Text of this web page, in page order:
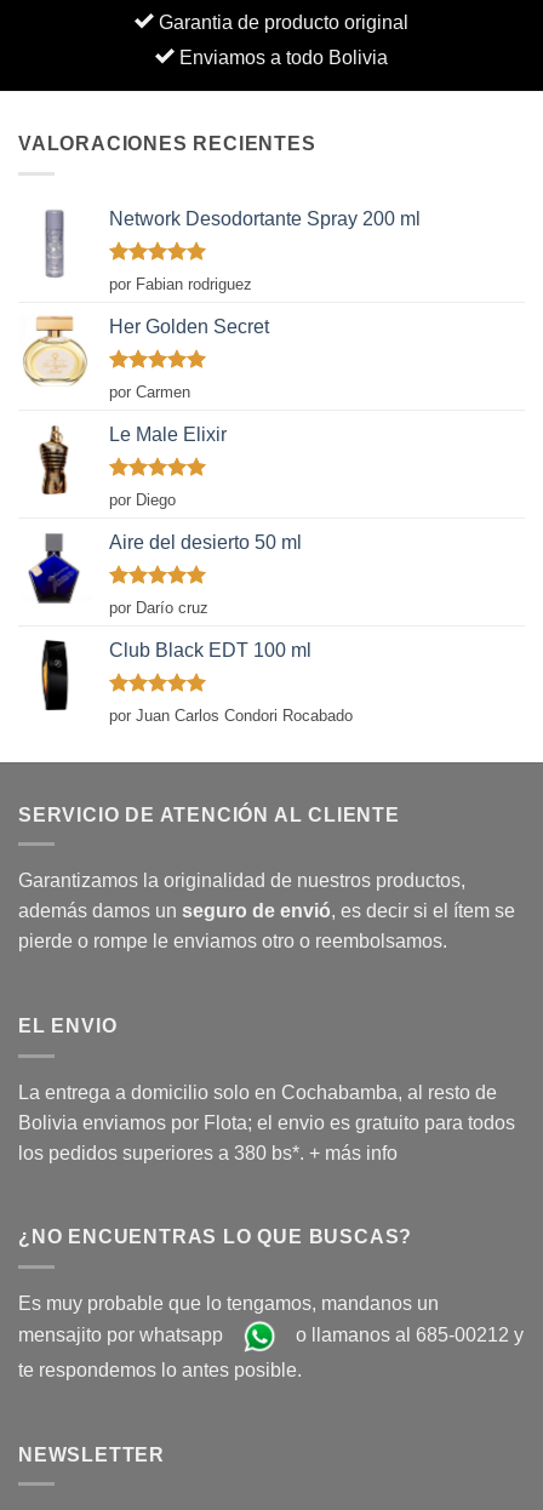
Garantia de producto original
Enviamos a todo Bolivia
VALORACIONES RECIENTES
Network Desodortante Spray 200 ml
Valorado
con
por Fabian rodriguez
Her Golden Secret
Valorado
con
por Carmen
Le Male Elixir
Valorado
con
de 5
por Diego
Aire del desierto 50 ml
Valorado
con
por Darío cruz
Club Black EDT 100 ml
Valorado
con
por Juan Carlos Condori Rocabado
SERVICIO DE ATENCIÓN AL CLIENTE
Garantizamos la originalidad de nuestros productos,
además damos un seguro de envió, es decir si el ítem se
pierde o rompe le enviamos otro o reembolsamos.
EL ENVIO
La entrega a domicilio solo en Cochabamba, al resto de
Bolivia enviamos por Flota; el envio es gratuito para todos
los pedidos superiores a 380 bs*. + más info
¿NO ENCUENTRAS LO QUE BUSCAS?
Es muy probable que lo tengamos, mandanos un
mensajito por whatsapp
o llamanos al 685-00212 y
te respondemos lo antes posible.
NEWSLETTER